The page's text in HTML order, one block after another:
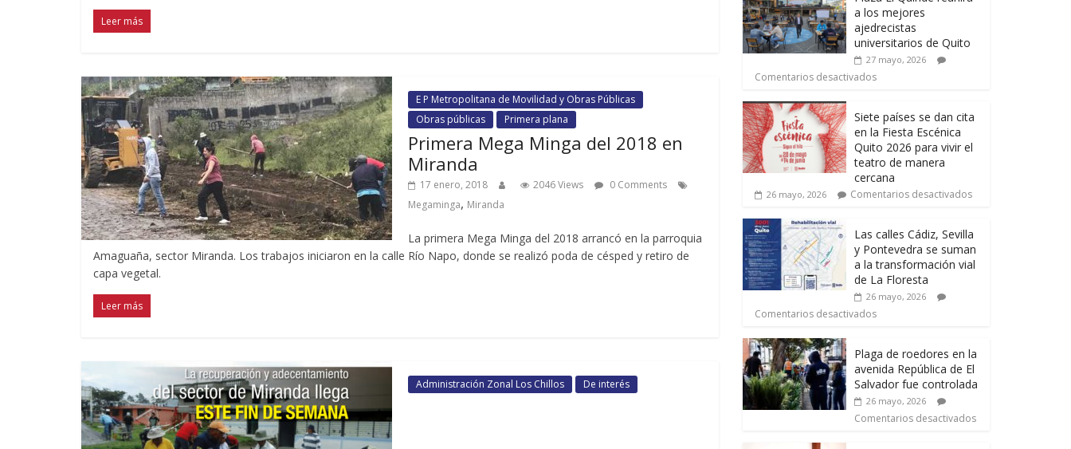
Leer más
E P Metropolitana de Movilidad y Obras Públicas
Obras públicas
Primera plana
Primera Mega Minga del 2018 en
Miranda
17 enero, 2018 2046 Views
0 Comments
Megaminga, Miranda
La primera Mega Minga del 2018 arrancó en la parroquia
Amaguaña, sector Miranda. Los trabajos iniciaron en la calle Río Napo, donde se realizó poda de césped y retiro de
capa vegetal.
Leer más
Administración Zonal Los Chillos De interés
a los mejores
ajedrecistas
universitarios de Quito
27 mayo, 2026
Comentarios desactivados
Siete países se dan cita
en la Fiesta Escénica
Quito 2026 para vivir el
teatro de manera
cercana
26 mayo, 2026 Comentarios desactivados
Las calles Cádiz, Sevilla
y Pontevedra se suman
a la transformación vial
de La Floresta
26 mayo, 2026
Comentarios desactivados
Plaga de roedores en la
avenida República de El
Salvador fue controlada
26 mayo, 2026
Comentarios desactivados